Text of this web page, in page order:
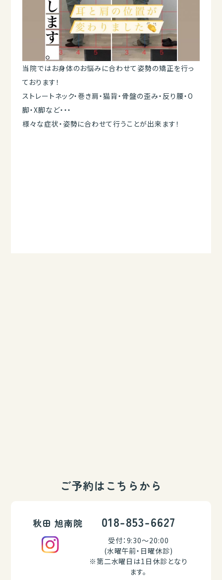
当院ではお身体のお悩みに合わせて姿勢の矯正を行っ
ております！
ストレートネック・巻き肩・猫背・骨盤の歪み・反り腰・O
脚・X脚など・・・
様々な症状・姿勢に合わせて行うことが出来ます！
ご予約はこちらから
秋田 旭南院 018-853-6627
受付：9:30～20:00
(水曜午前・日曜休診)
※第二水曜日は1日休診となり
ます。